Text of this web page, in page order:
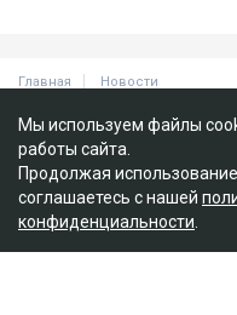
Мы используем файлы
работы сайта.
Продолжая
соглашаетесь с нашей
конфиденциальности